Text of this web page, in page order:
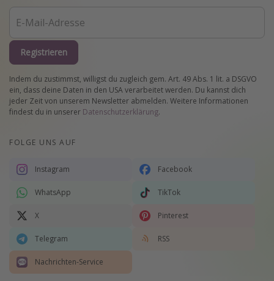
Registrieren
Indem du zustimmst, willigst du zugleich gem. Art. 49 Abs. 1 lit. a DSGVO
ein, dass deine Daten in den USA verarbeitet werden. Du kannst dich
jeder Zeit von unserem Newsletter abmelden. Weitere Informationen
findest du in unserer Datenschutzerklärung.
FOLGE UNS AUF
Instagram Facebook
WhatsApp TikTok
X Pinterest
Telegram RSS
Nachrichten-Service